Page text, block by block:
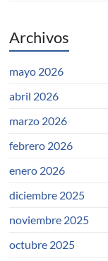
Archivos
mayo 2026
abril 2026
marzo 2026
febrero 2026
enero 2026
diciembre 2025
noviembre 2025
octubre 2025